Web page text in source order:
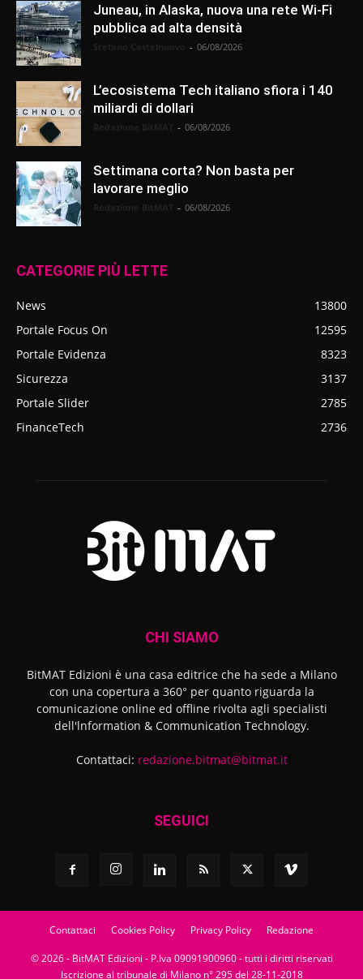
Juneau, in Alaska, nuova una rete Wi-Fi
pubblica ad alta densità
- 06/08/2026
L’ecosistema Tech italiano sfiora i 140
miliardi di dollari
- 06/08/2026
Settimana corta? Non basta per
lavorare meglio
- 06/08/2026
CATEGORIE PIÙ LETTE
News
13800
Portale Focus On
12595
Portale Evidenza
8323
Sicurezza
3137
Portale Slider
2785
FinanceTech
2736
CHI SIAMO
BitMAT Edizioni è una casa editrice che ha sede a Milano
con una copertura a 360° per quanto riguarda la
comunicazione online ed offline rivolta agli specialisti
dell'lnformation & Communication Technology.
Contattaci: redazione.bitmat@bitmat.it
SEGUICI
Contattaci Cookies Policy Privacy Policy Redazione
© 2026 - BitMAT Edizioni - P.Iva 09091900960 - tutti i diritti riservati
Iscrizione al tribunale di Milano n° 295 del 28-11-2018